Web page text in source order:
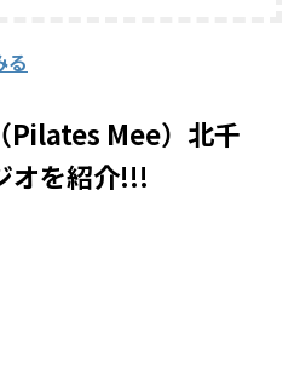
る
Pilates Mee）北千
オを紹介!!!